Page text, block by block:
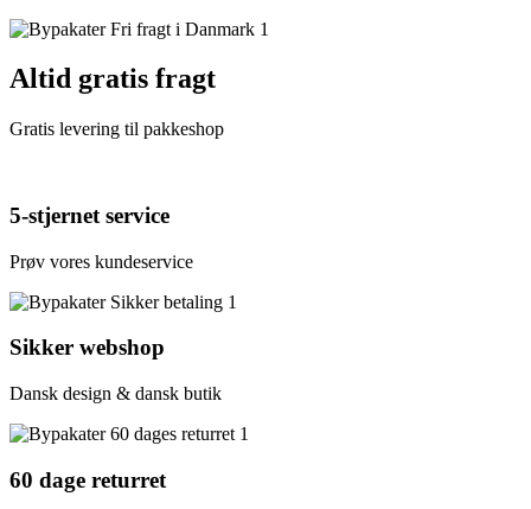
Altid gratis fragt
Gratis levering til pakkeshop
5-stjernet service
Prøv vores kundeservice
Sikker webshop
Dansk design & dansk butik
60 dage returret